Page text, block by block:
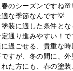
のシーズンですね
な季節なんです💡
装に適した条件と
通り進みやすい！で
過ごせる、貴重な
すが、冬の間に、
た方にも、春の塗